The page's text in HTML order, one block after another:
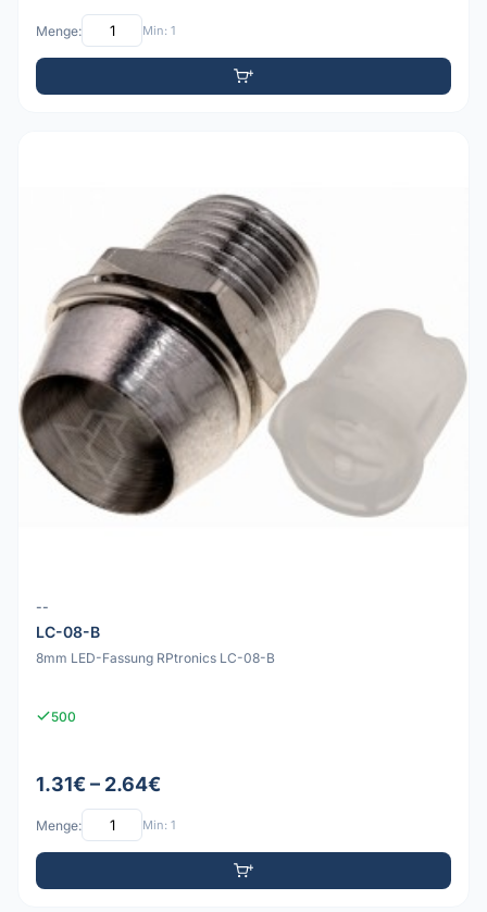
Menge: Min: 1
--
LC-08-B
8mm LED-Fassung RPtronics LC-08-B
500
1.31€ – 2.64€
Menge: Min: 1